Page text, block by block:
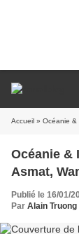
Accueil » Océanie &
Océanie &
Asmat,
Publié le 16/01/
Par Alain Truong